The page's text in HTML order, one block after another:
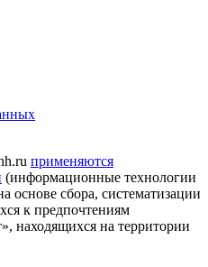
применяются
(информационные технологии
основе сбора, систематизации
к предпочтениям
находящихся на территории